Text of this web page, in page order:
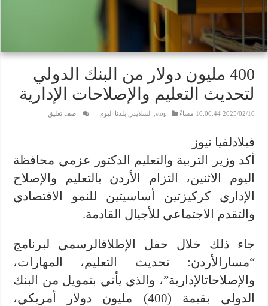
400 مليون دولار من البنك الدولي
لتحديث التعليم والإصلاحات الإدارية
2025/02/10 10:00:44 مساءً stop السلايدر بلدنا اليوم اضف تعليق
فيلادلفيا نيوز
أكد وزير التربية والتعليم الدكتور عزمي محافظة
اليوم الاثنين، التزام الأردن بالتعليم والإصلاح
الإداري كركيزتين أساسيتين للنمو الاقتصادي
والتقدم الاجتماعي للأجيال القادمة.
جاء ذلك خلال حفل الإطلاقالرسمي لبرنامج
“مسارالأردن: تحديث التعليم، المهارات،
والإصلاحاتالإدارية”، والذي يأتي بتمويل من البنك
الدولي بقيمة (400) مليون دولار أمريكي،